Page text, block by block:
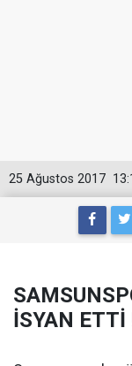
25 Ağustos 2017
İSYAN ETTİ